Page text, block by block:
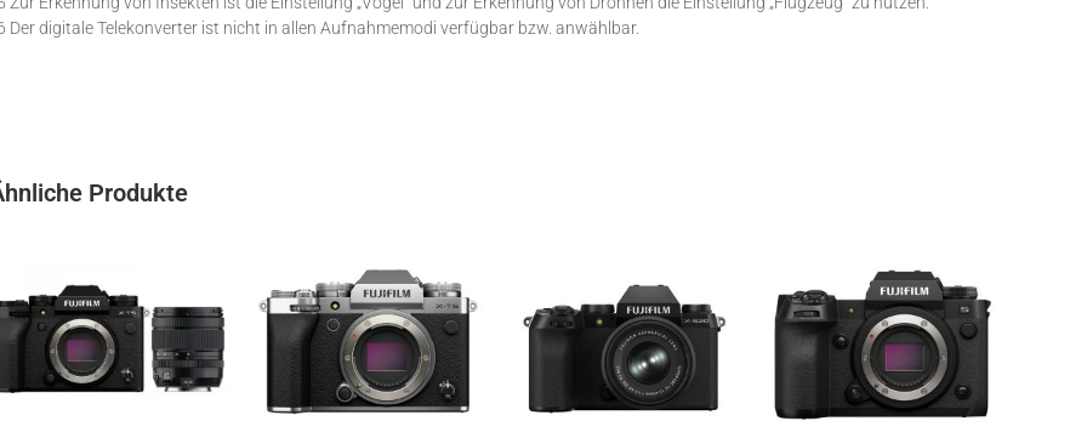
Der digitale Telekonverter ist nicht in allen Aufnahmemodi verfügbar bzw. anwählbar.
Produkte